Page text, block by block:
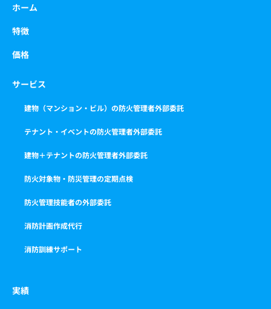
ホーム
特徴
価格
サービス
建物（マンション・ビル）の防火管理者外部委託
テナント・イベントの防火管理者外部委託
建物＋テナントの防火管理者外部委託
防火対象物・防災管理の定期点検
防火管理技能者の外部委託
消防計画作成代行
消防訓練サポート
実績